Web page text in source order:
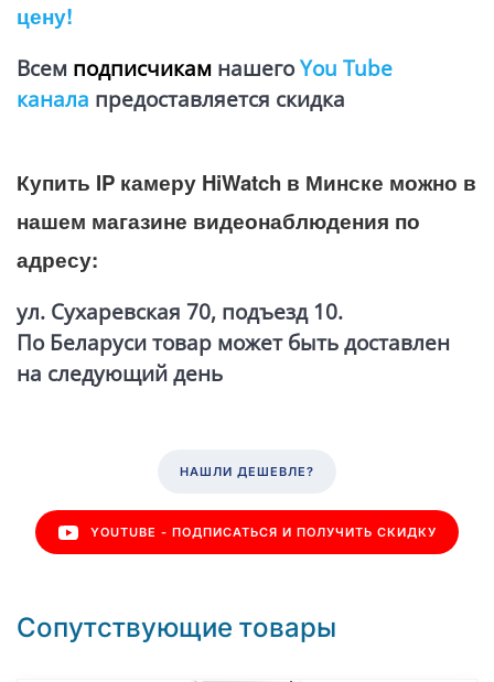
цену!
Всем подписчикам нашего You Tube
канала предоставляется скидка
Купить IP камеру HiWatch в Минске можно в
нашем магазине видеонаблюдения по
адресу:
ул. Сухаревская 70, подъезд 10.
По Беларуси товар может быть доставлен
на следующий день
НАШЛИ ДЕШЕВЛЕ?
YOUTUBE - ПОДПИСАТЬСЯ И ПОЛУЧИТЬ СКИДКУ
Сопутствующие товары